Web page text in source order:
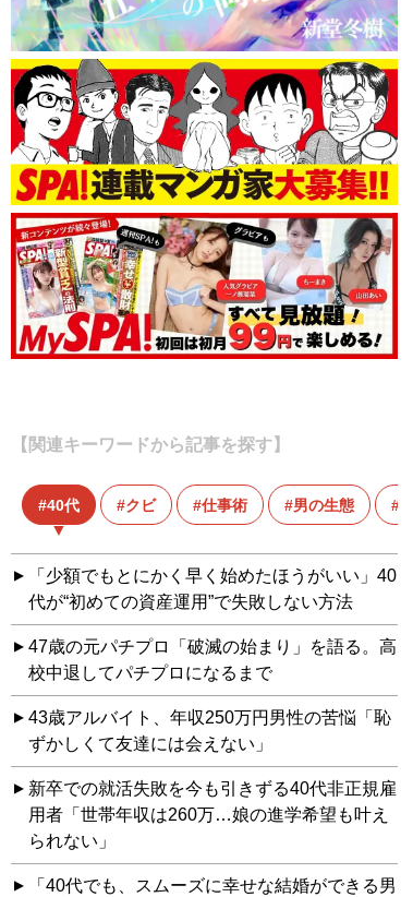
【関連キーワードから記事を探す】
40代 クビ 仕事術 男の生態
「少額でもとにかく早く始めたほうがいい」40
代が“初めての資産運用”で失敗しない方法
47歳の元パチプロ「破滅の始まり」を語る。高
校中退してパチプロになるまで
43歳アルバイト、年収250万円男性の苦悩「恥
ずかしくて友達には会えない」
新卒での就活失敗を今も引きずる40代非正規雇
用者「世帯年収は260万…娘の進学希望も叶え
られない」
「40代でも、スムーズに幸せな結婚ができる男